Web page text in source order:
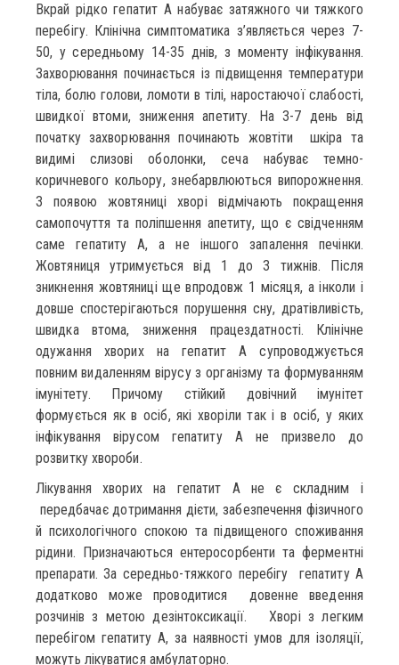
Вкрай рідко гепатит А набуває затяжного чи тяжкого
перебігу. Клінічна симптоматика з’являється через 7-
50, у середньому 14-35 днів, з моменту інфікування.
Захворювання починається із підвищення температури
тіла, болю голови, ломоти в тілі, наростаючої слабості,
швидкої втоми, зниження апетиту. На 3-7 день від
початку захворювання починають жовтіти шкіра та
видимі слизові оболонки, сеча набуває темно-
коричневого кольору, знебарвлюються випорожнення.
З появою жовтяниці хворі відмічають покращення
самопочуття та поліпшення апетиту, що є свідченням
саме гепатиту А, а не іншого запалення печінки.
Жовтяниця утримується від 1 до 3 тижнів. Після
зникнення жовтяниці ще впродовж 1 місяця, а інколи і
довше спостерігаються порушення сну, дратівливість,
швидка втома, зниження працездатності. Клінічне
одужання хворих на гепатит А супроводжується
повним видаленням вірусу з організму та формуванням
імунітету. Причому стійкий довічний імунітет
формується як в осіб, які хворіли так і в осіб, у яких
інфікування вірусом гепатиту А не призвело до
розвитку хвороби.
Лікування хворих на гепатит А не є складним і
передбачає дотримання дієти, забезпечення фізичного
й психологічного спокою та підвищеного споживання
рідини. Призначаються ентеросорбенти та ферментні
препарати. За середньо-тяжкого перебігу гепатиту А
додатково може проводитися довенне введення
розчинів з метою дезінтоксикації. Хворі з легким
перебігом гепатиту А, за наявності умов для ізоляції,
можуть лікуватися амбулаторно.